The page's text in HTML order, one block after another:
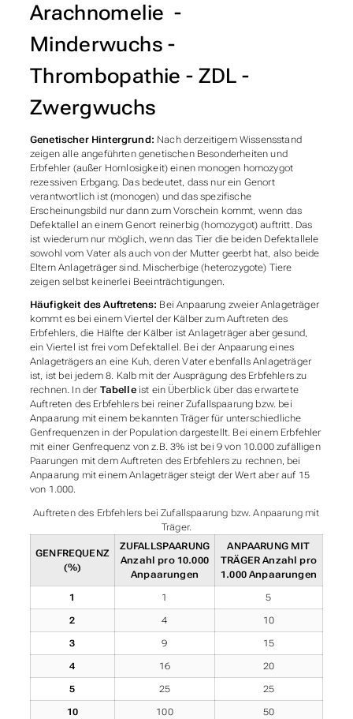
Arachnomelie -
Minderwuchs -
Thrombopathie - ZDL -
Zwergwuchs
Genetischer Hintergrund: Nach derzeitigem Wissensstand
zeigen alle angeführten genetischen Besonderheiten und
Erbfehler (außer Hornlosigkeit) einen monogen homozygot
rezessiven Erbgang. Das bedeutet, dass nur ein Genort
verantwortlich ist (monogen) und das spezifische
Erscheinungsbild nur dann zum Vorschein kommt, wenn das
Defektallel an einem Genort reinerbig (homozygot) auftritt. Das
ist wiederum nur möglich, wenn das Tier die beiden Defektallele
sowohl vom Vater als auch von der Mutter geerbt hat, also beide
Eltern Anlageträger sind. Mischerbige (heterozygote) Tiere
zeigen selbst keinerlei Beeinträchtigungen.
Häufigkeit des Auftretens: Bei Anpaarung zweier Anlageträger
kommt es bei einem Viertel der Kälber zum Auftreten des
Erbfehlers, die Hälfte der Kälber ist Anlageträger aber gesund,
ein Viertel ist frei vom Defektallel. Bei der Anpaarung eines
Anlageträgers an eine Kuh, deren Vater ebenfalls Anlageträger
ist, ist bei jedem 8. Kalb mit der Ausprägung des Erbfehlers zu
rechnen. In der Tabelleist ein Überblick über das erwartete
Auftreten des Erbfehlers bei reiner Zufallspaarung bzw. bei
Anpaarung mit einem bekannten Träger für unterschiedliche
Genfrequenzen in der Population dargestellt. Bei einem Erbfehler
mit einer Genfrequenz von z.B. 3% ist bei 9 von 10.000 zufälligen
Paarungen mit dem Auftreten des Erbfehlers zu rechnen, bei
Anpaarung mit einem Anlageträger steigt der Wert aber auf 15
von 1.000.
Auftreten des Erbfehlers bei Zufallspaarung bzw. Anpaarung mit
Träger.
GENFREQUENZ
(%)
ZUFALLSPAARUNG
Anzahl pro 10.000
Anpaarungen
ANPAARUNG MIT
TRÄGER Anzahl pro
1.000 Anpaarungen
1 1 5
2 4 10
3 9 15
4 16 20
5 25 25
10 100 50